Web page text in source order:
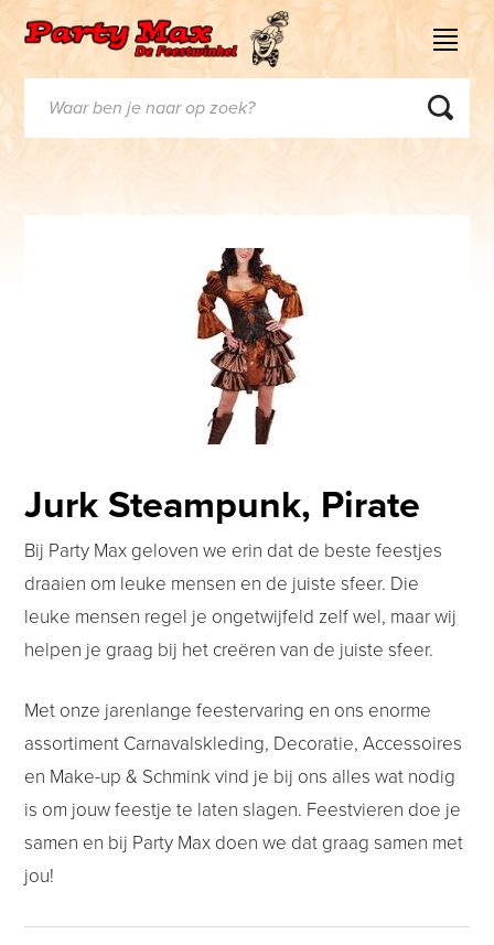
Jurk Steampunk, Pirate
Bij Party Max geloven we erin dat de beste feestjes
draaien om leuke mensen en de juiste sfeer. Die
leuke mensen regel je ongetwijfeld zelf wel, maar wij
helpen je graag bij het creëren van de juiste sfeer.
Met onze jarenlange feestervaring en ons enorme
assortiment Carnavalskleding, Decoratie, Accessoires
en Make-up & Schmink vind je bij ons alles wat nodig
is om jouw feestje te laten slagen. Feestvieren doe je
samen en bij Party Max doen we dat graag samen met
jou!